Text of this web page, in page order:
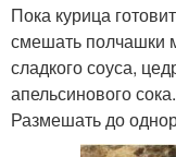
Пока курица
смешать полчашки
сладкого соуса,
апельсинового сока.
Размешать до